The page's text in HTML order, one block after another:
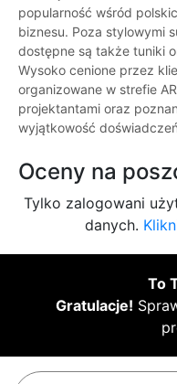
popularność wśród
biznesu. Poza stylowymi
dostępne są także tuniki
Wysoko cenione przez
organizowane w strefie
projektantami oraz
wyjątkowość
Oceny na
Tylko zalogowani
danych.
To
Gratulacje!